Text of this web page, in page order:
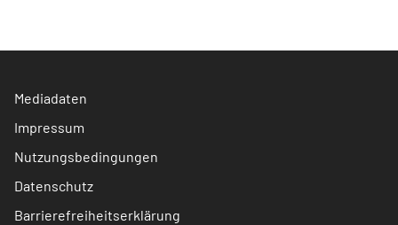
Mediadaten
Impressum
Nutzungsbedingungen
Datenschutz
Barrierefreiheitserklärung